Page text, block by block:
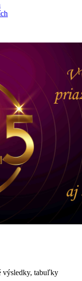
výsledky, tabuľky